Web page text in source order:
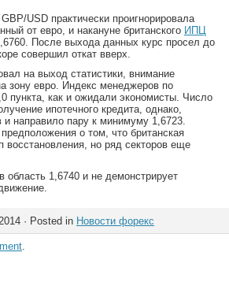
USD практически проигнорировала
от евро, и накануне британского ИПЦ
После выхода данных курс просел до
совершил откат вверх.
на выход статистики, внимание
зону евро. Индекс менеджеров по
пункта, как и ожидали экономисты. Число
ипотечного кредита, однако,
и направило пару к минимуму 1,6723.
о том, что британская
восстановления, но ряд секторов еще
область 1,6740 и не демонстрирует
· Posted in Новости форекс
.